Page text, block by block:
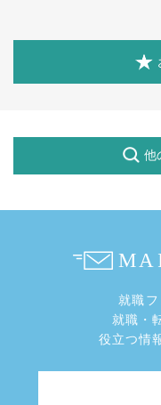
他
就職フ
就職・
役立つ情